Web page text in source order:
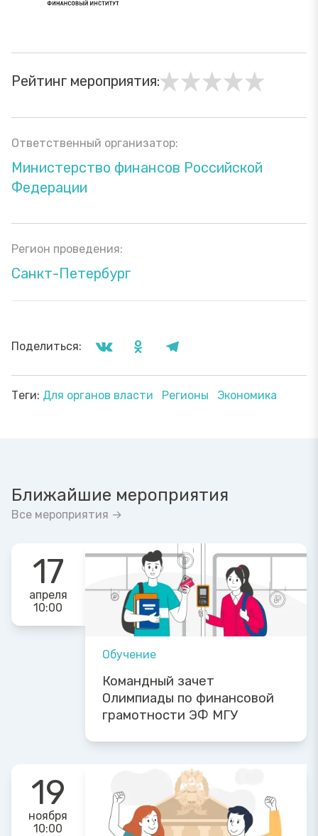
Рейтинг мероприятия:
Ответственный организатор:
Министерство финансов Российской
Федерации
Регион проведения:
Санкт-Петербург
Поделиться:
Теги: Для органов власти Регионы Экономика
Ближайшие мероприятия
Все мероприятия →
17
апреля
10:00
Обучение
Командный зачет
Олимпиады по финансовой
грамотности ЭФ МГУ
19
ноября
10:00